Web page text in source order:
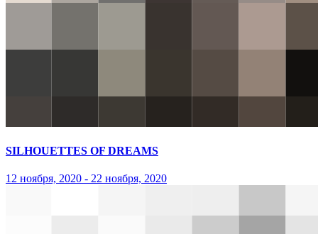
SILHOUETTES OF DREAMS
12 ноября, 2020 - 22 ноября, 2020